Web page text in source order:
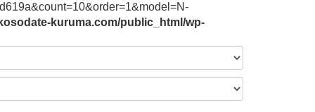
kuruma.com/public_html/wp-